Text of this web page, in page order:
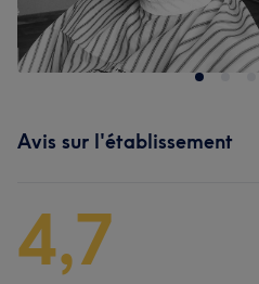
Avis sur l'établissement
4,7